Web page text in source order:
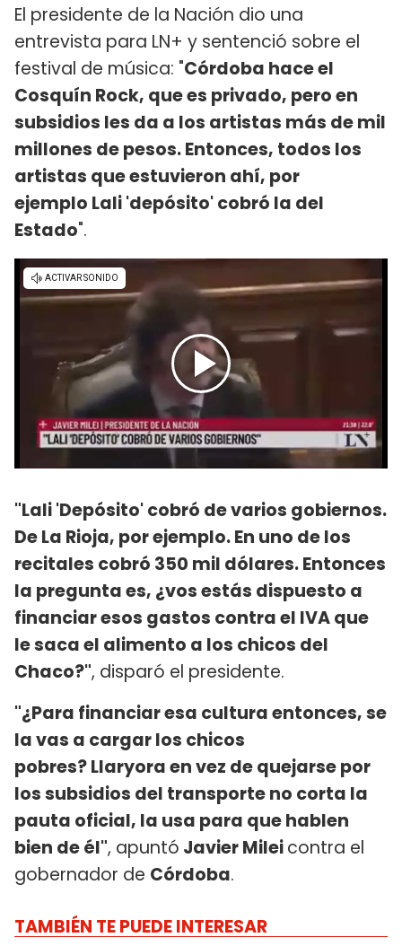
El presidente de la Nación dio una
entrevista para LN+ y sentenció sobre el
festival de música: "Córdoba hace el
Cosquín Rock, que es privado, pero en
subsidios les da a los artistas más de mil
millones de pesos. Entonces, todos los
artistas que estuvieron ahí, por
ejemplo Lali 'depósito' cobró la del
Estado".
"Lali 'Depósito' cobró de varios gobiernos.
De La Rioja, por ejemplo. En uno de los
recitales cobró 350 mil dólares. Entonces
la pregunta es, ¿vos estás dispuesto a
financiar esos gastos contra el IVA que
le saca el alimento a los chicos del
Chaco?", disparó el presidente.
"¿Para financiar esa cultura entonces, se
la vas a cargar los chicos
pobres? Llaryora en vez de quejarse por
los subsidios del transporte no corta la
pauta oficial, la usa para que hablen
bien de él", apuntó Javier Mileicontra el
gobernador de Córdoba.
TAMBIÉN TE PUEDE INTERESAR